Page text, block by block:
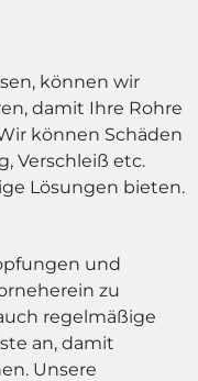
können wir
damit Ihre Rohre
können Schäden
Verschleiß etc.
Lösungen bieten.
und
zu
regelmäßige
an, damit
Unsere